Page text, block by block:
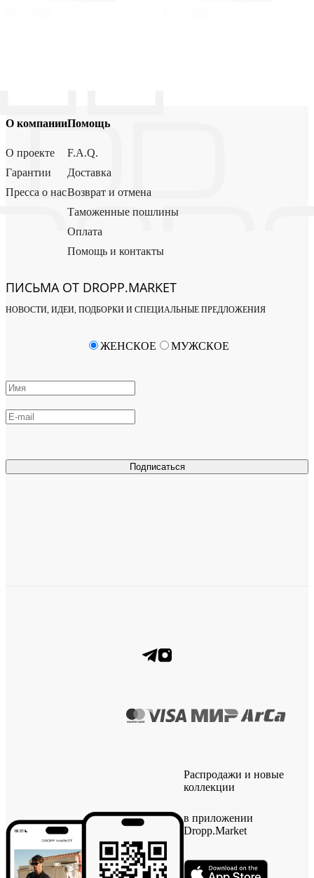
О компании
О проекте
Гарантии
Пресса о нас
Помощь
F.A.Q.
Доставка
Возврат и отмена
Таможенные пошлины
Оплата
Помощь и контакты
ПИСЬМА ОТ DROPP.MARKET
НОВОСТИ, ИДЕИ, ПОДБОРКИ И СПЕЦИАЛЬНЫЕ ПРЕДЛОЖЕНИЯ
Подписаться
ЖЕНСКОЕ МУЖСКОЕ
Распродажи и новые
коллекции
в приложении
Dropp.Market